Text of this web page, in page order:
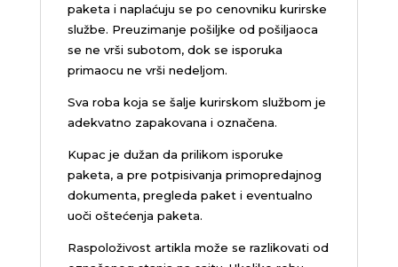
paketa i naplaćuju se po cenovniku kurirske
službe. Preuzimanje pošiljke od pošiljaoca
se ne vrši subotom, dok se isporuka
primaocu ne vrši nedeljom.
Sva roba koja se šalje kurirskom službom je
adekvatno zapakovana i označena.
Kupac je dužan da prilikom isporuke
paketa, a pre potpisivanja primopredajnog
dokumenta, pregleda paket i eventualno
uoči oštećenja paketa.
Raspoloživost artikla može se razlikovati od